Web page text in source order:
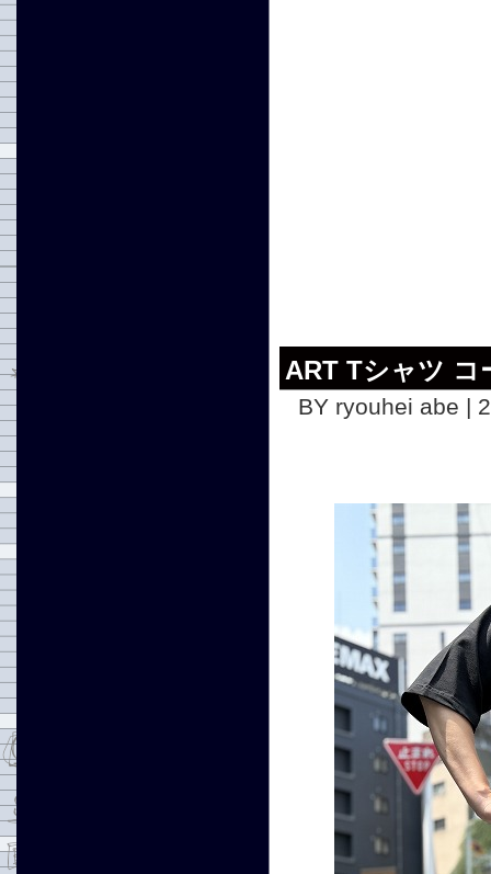
ART Tシャツ
BY ryouhei abe |